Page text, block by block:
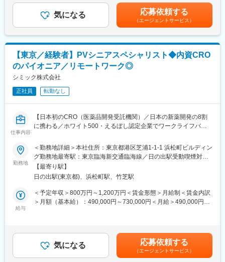
・チームミーティングへの参加および業務改善提案
IQVIAは世界中のどんな会社にも真似できない治験の「質」と「ス
ピード」を両立する仕組みを持った企業へ進化しました。薬剤流
通データと治験データの分析により、海外では治験完了までに期
間が数か月も短縮に成功した例もあります。新しい治療法を待っ
ている患者様のために、これからもIQVIAは創造的な仕事に挑戦し
ていきます。
■「働きやすい環境づくり」への取り組み：
フレキシブルスタイルワーク：働く場所はオフィスに拘らず、
「効率的で生産性の高い業務を実施できる場所で勤務する」とい
フレックスタイム制：コアタイムを設けないフレックスタイム制
を採用しています。
変更の範囲：会社の定める業務
績賞与：年1回賃金はあくまでも目安の金額であり、選考を通じて
上下する可能性があります。月給(月額)は固定手当を含めた表記で
す。
気になる 応募依頼する
（エージェントサービス）
【東京／経験者】PVシニアスペシャリスト◆内資CRO
のパイオニア／リモートワーク◎
シミック株式会社
正社員 転勤なし
仕事内容
【日本初のCRO（医薬品開発受託機関）／日本の新薬開発の8割
に携わる／ホワイト500・えるぼし認定企業でワークライフバラ
■業務内容
◇PVのプロジェクト推進、次世代を担う後進メンバーの育成
プロジェクトチームの中心としてリーダーシップをとり、若手担
当者へのOJTや後進メンバーの育成に積極的に関与していただき
ます。場合によっては、自らプロジェクトのリーダーとして、プ
ロジェクトの運営をお願いする場合もあります。
※チームはクライアント別に数名から10名以上で構成されていま
していただきます。
例）日本企業の海外展開に関する支援（SOP作成支援、海外提携
先との安全性交換契約作成支援等）、海外企業の日本法人設立に
勤務地
＜勤務地詳細＞本社住所：東京都港区芝浦1-1-1 浜松町ビルディン
グ勤務地最寄駅：東京臨海新交通臨海線／日の出駅受動喫煙対
策：屋内全面禁煙変更の範囲：会社の定める事業所（リモートワ
ーク含む）
【最寄り駅】
日の出駅(東京都)、浜松町駅、竹芝駅
給与
＜予定年収＞800万円～1,200万円＜賃金形態＞月給制＜賃金内訳
＞月額（基本給）：490,000円～730,000円＜月給＞490,000円～
も目安の金額であり、選考を通じて上下する可能性があります。
月給(月額)は固定手当を含めた表記です。
気になる 応募依頼する
（エージェントサービス）